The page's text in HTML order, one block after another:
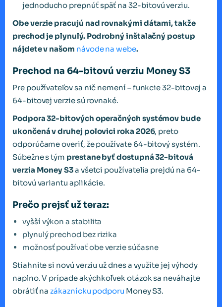
jednoducho prepnúť späť na 32-bitovú verziu.
Obe verzie pracujú nad rovnakými dátami, takže
prechod je plynulý. Podrobný inštalačný postup
nájdete v našom návode na webe.
Prechod na 64-bitovú verziu Money S3
Pre používateľov sa nič nemení – funkcie 32-bitovej a
64-bitovej verzie sú rovnaké.
Podpora 32-bitových operačných systémov bude
ukončená v druhej polovici roka 2026, preto
odporúčame overiť, že používate 64-bitový systém.
Súbežne s tým prestane byť dostupná 32-bitová
verzia Money S3a všetci používatelia prejdú na 64-
bitovú variantu aplikácie.
Prečo prejsť už teraz:
vyšší výkon a stabilita
plynulý prechod bez rizika
možnosť používať obe verzie súčasne
Stiahnite si novú verziu už dnes a využite jej výhody
naplno. V prípade akýchkoľvek otázok sa neváhajte
obrátiť nazákaznícku podporu Money S3.